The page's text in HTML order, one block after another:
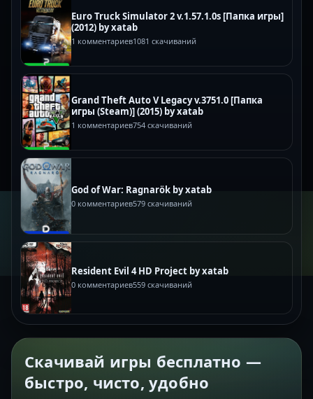
Euro Truck Simulator 2 v.1.57.1.0s [Папка игры]
(2012) by xatab
1 комментариев1081 скачиваний
Grand Theft Auto V Legacy v.3751.0 [Папка
игры (Steam)] (2015) by xatab
1 комментариев754 скачиваний
God of War: Ragnarök by xatab
0 комментариев579 скачиваний
Resident Evil 4 HD Project by xatab
0 комментариев559 скачиваний
Скачивай игры бесплатно —
быстро, чисто, удобно